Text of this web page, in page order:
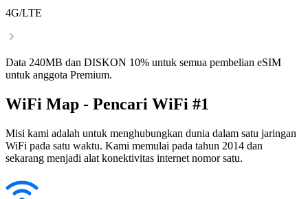
4G/LTE
Data 240MB dan DISKON 10% untuk semua pembelian eSIM
untuk anggota Premium.
WiFi Map - Pencari WiFi #1
Misi kami adalah untuk menghubungkan dunia dalam satu jaringan
WiFi pada satu waktu. Kami memulai pada tahun 2014 dan
sekarang menjadi alat konektivitas internet nomor satu.